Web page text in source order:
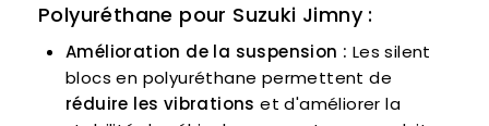
Polyuréthane pour Suzuki Jimny :
Amélioration de la suspension : Les silent
blocs en polyuréthane permettent de
réduire les vibrations et d'améliorer la